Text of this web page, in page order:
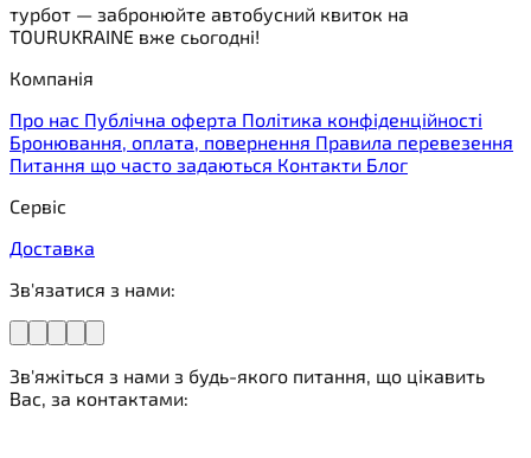
турбот — забронюйте автобусний квиток на
TOURUKRAINE вже сьогодні!
Компанія
Про нас Публічна оферта Політика конфіденційності
Бронювання, оплата, повернення Правила перевезення
Питання що часто задаються Контакти Блог
Сервіс
Доставка
Зв'язатися з нами:
Зв'яжіться з нами з будь-якого питання, що цікавить
Вас, за контактами: